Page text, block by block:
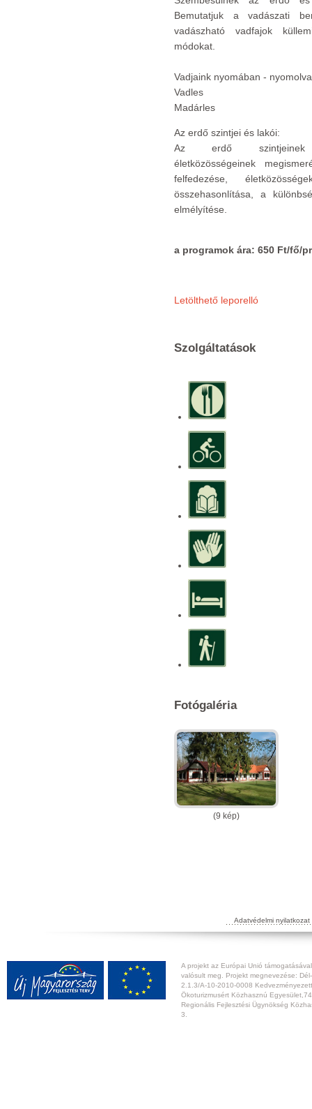
Bemutatjuk a vadászati
vadászható vadfajok
módokat.
Vadjaink nyomában -
Vadles
Madárles
Az erdő szintjei és lakói:
Az erdő
életközösségeinek
felfedezése,
összehasonlítása, a
elmélyítése.
a programok ára: 650 Ft/fő/
Letölthető leporelló
Szolgáltatások
Fotógaléria
(9 kép)
Adatvédelmi nyilatkozat
A projekt az Európai Unió
valósult meg. Projekt megnevezése:
2.1.3/A-10-2010-0008
Ökoturizmusért Közhasznú
Regionális Fejlesztési Ügynökség
3.